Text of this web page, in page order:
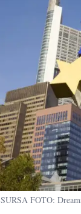
SURSA FOTO: